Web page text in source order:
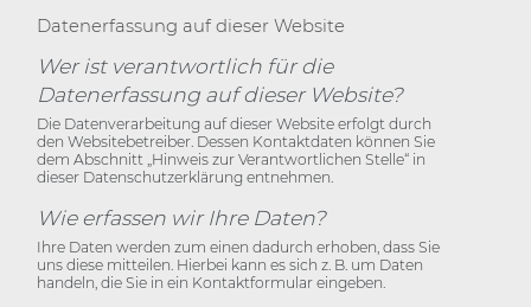
Datenerfassung auf dieser Website
Wer ist verantwortlich für die
Datenerfassung auf dieser Website?
Die Datenverarbeitung auf dieser Website erfolgt durch
den Websitebetreiber. Dessen Kontaktdaten können Sie
dem Abschnitt „Hinweis zur Verantwortlichen Stelle“ in
dieser Datenschutzerklärung entnehmen.
Wie erfassen wir Ihre Daten?
Ihre Daten werden zum einen dadurch erhoben, dass Sie
uns diese mitteilen. Hierbei kann es sich z. B. um Daten
handeln, die Sie in ein Kontaktformular eingeben.